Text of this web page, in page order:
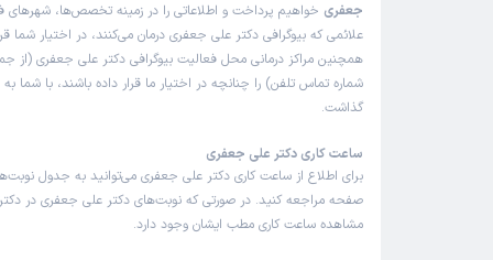
جعفری خواهیم پرداخت و اطلاعاتی را در زمینه تخصص‌ها، شهرهای
علائمی که بیوگرافی دکتر علی جعفری درمان می‌کنند، در اختیار شما
همچنین مراکز درمانی محل فعالیت بیوگرافی دکتر علی جعفری (از
شماره تماس تلفن) را چنانچه در اختیار ما قرار داده باشند، با شما
گذاشت.
ساعت کاری دکتر علی جعفری
برای اطلاع از ساعت کاری دکتر علی جعفری می‌توانید به جدول
صفحه مراجعه کنید. در صورتی که نوبت‌های دکتر علی جعفری در
مشاهده ساعت کاری مطب ایشان وجود دارد.